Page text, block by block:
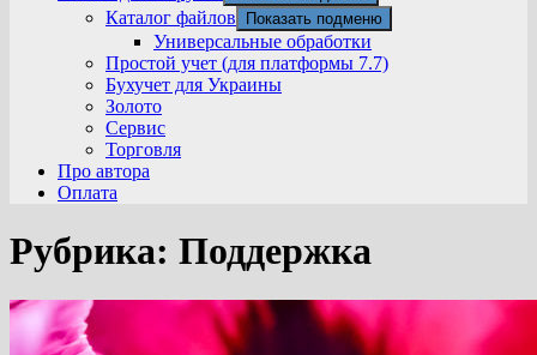
Каталог файлов Показать подменю
Универсальные обработки
Простой учет (для платформы 7.7)
Бухучет для Украины
Золото
Сервис
Торговля
Про автора
Оплата
Рубрика: Поддержка